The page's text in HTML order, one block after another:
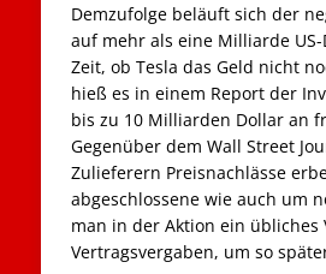
Demzufolge beläuft sich der
auf mehr als eine Milliarde
Zeit, ob Tesla das Geld nicht
hieß es in einem Report der
bis zu 10 Milliarden Dollar an
Gegenüber dem Wall Street
Zulieferern Preisnachlässe
abgeschlossene wie auch um
man in der Aktion ein
Vertragsvergaben, um so